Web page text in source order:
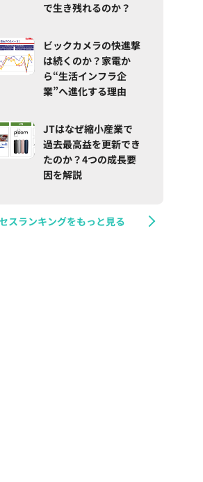
で生き残れるのか？
ビックカメラの快進撃
は続くのか？家電か
ら“生活インフラ企
業”へ進化する理由
JTはなぜ縮小産業で
過去最高益を更新でき
たのか？4つの成長要
因を解説
スランキングをもっと見る